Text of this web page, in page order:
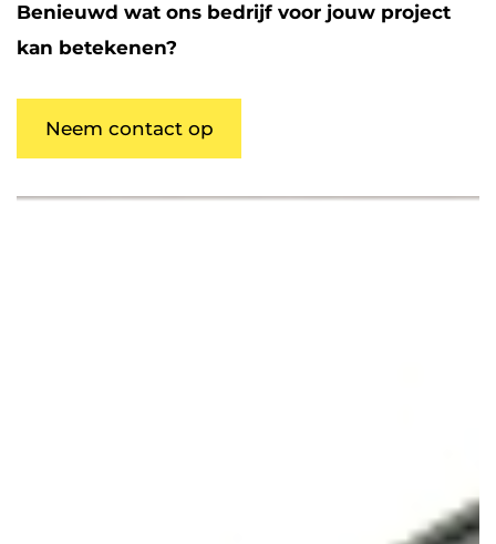
Benieuwd wat ons bedrijf voor jouw project
kan betekenen?
Neem contact op